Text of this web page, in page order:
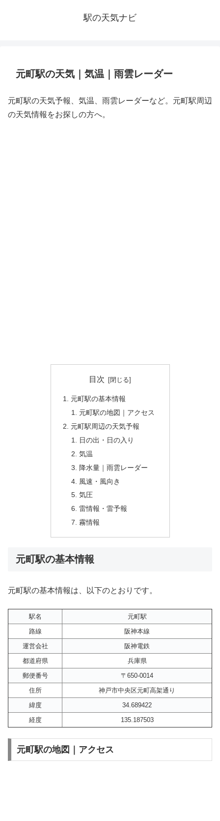
駅の天気ナビ
元町駅の天気｜気温｜雨雲レーダー
元町駅の天気予報、気温、雨雲レーダーなど。元町駅周辺
の天気情報をお探しの方へ。
目次
元町駅の基本情報
元町駅の地図｜アクセス
元町駅周辺の天気予報
日の出・日の入り
気温
降水量｜雨雲レーダー
風速・風向き
気圧
雷情報・雷予報
霧情報
元町駅の基本情報
元町駅の基本情報は、以下のとおりです。
駅名
元町駅
路線
阪神本線
運営会社
阪神電鉄
都道府県
兵庫県
郵便番号
〒650-0014
住所
神戸市中央区元町高架通り
緯度
34.689422
経度
135.187503
元町駅の地図｜アクセス